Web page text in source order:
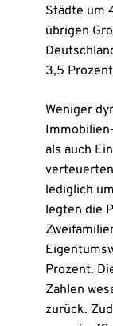
Städte um
übrigen
3,5
Weniger
als auch
lediglich
legten die
Prozent.
Zahlen
zurück.